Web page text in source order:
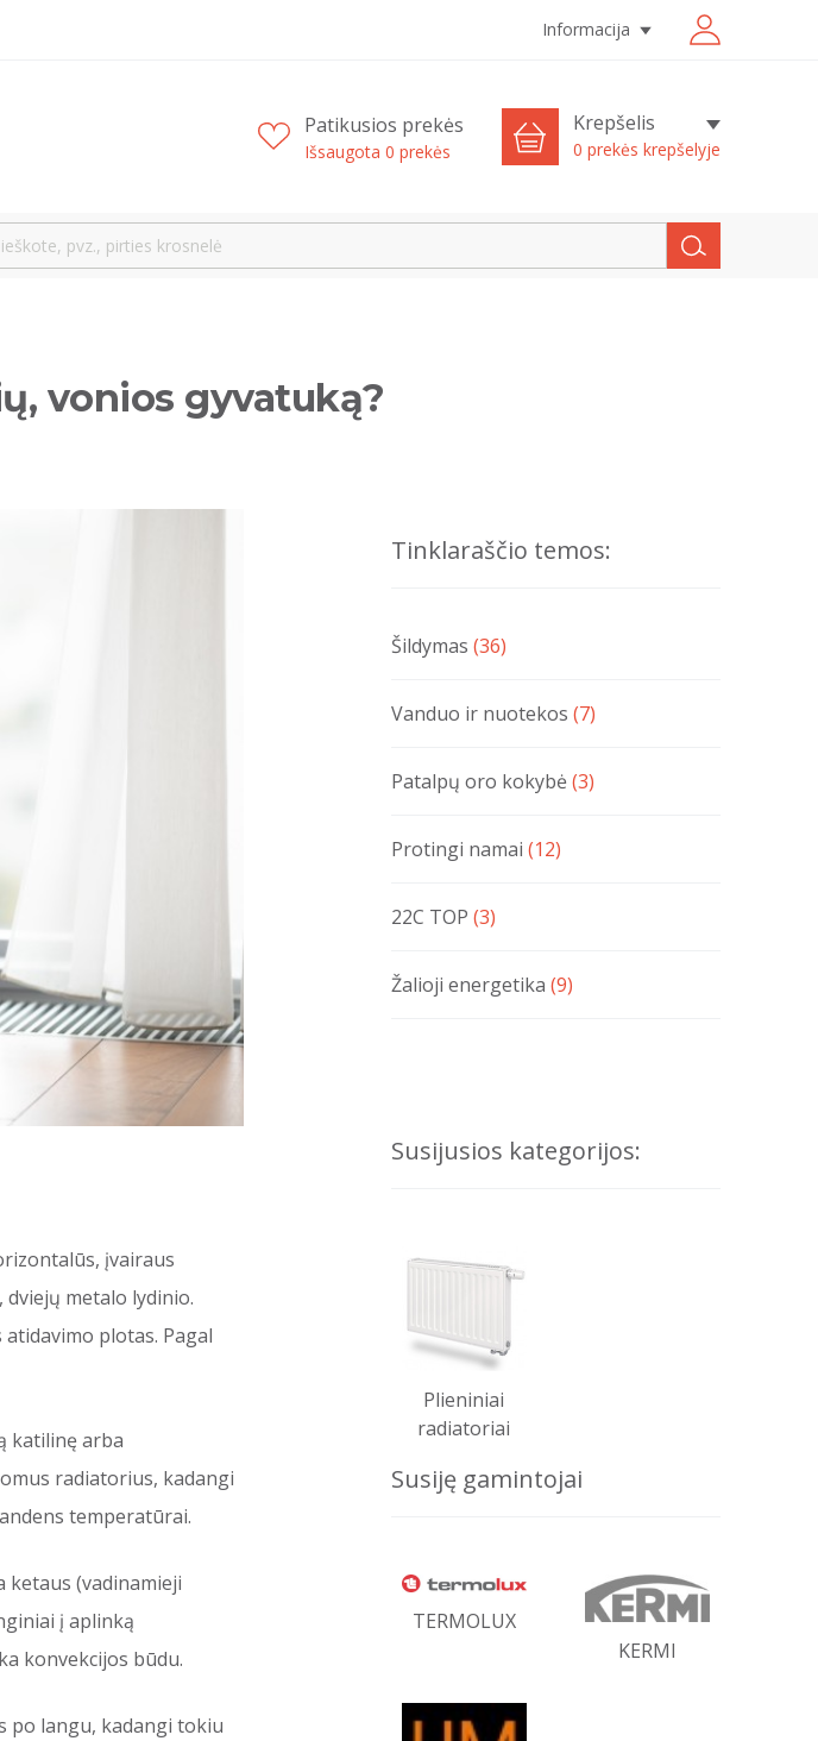
Informacija
Patikusios prekės
Išsaugota 0 prekės
Krepšelis
0 prekės krepšelyje
vonios gyvatuką?
įvairaus
metalo lydinio.
plotas. Pagal
katilinę arba
radiatorius, kadangi
temperatūrai.
ketaus (vadinamieji
į aplinką
konvekcijos būdu.
po langu, kadangi tokiu
Tinklaraščio temos:
Šildymas (36)
Vanduo ir nuotekos (7)
Patalpų oro kokybė(3)
Protingi namai (12)
22C TOP (3)
Žalioji energetika (9)
Susijusios kategorijos:
Plieniniai
radiatoriai
Susiję gamintojai
TERMOLUX
KERMI